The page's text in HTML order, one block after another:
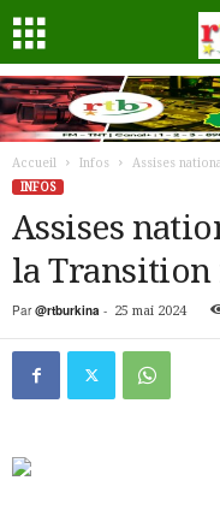
Accueil Infos
Assises
INFOS
Assises
la Transition
Par @rtburkina - 25 mai 2024